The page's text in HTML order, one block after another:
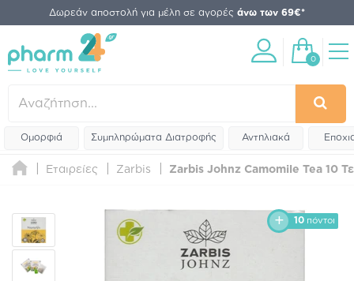
Δωρεάν αποστολή για μέλη σε αγορές άνω των 69€*
0
Ομορφιά Συμπληρώματα Διατροφής Αντηλιακά
Εταιρείες Zarbis Zarbis Johnz Camomile Tea 10
10 πόντοι